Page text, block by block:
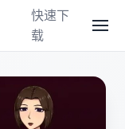
快速下
载